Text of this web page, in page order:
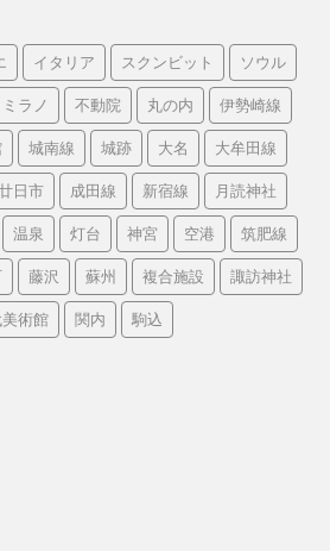
イタリア スクンビット ソウル
ミラノ 不動院 丸の内 伊勢崎線
城南線 城跡 大名 大牟田線
日市 成田線 新宿線 月読神社
温泉 灯台 神宮 空港 筑肥線
藤沢 蘇州 複合施設 諏訪神社
術館 関内 駒込